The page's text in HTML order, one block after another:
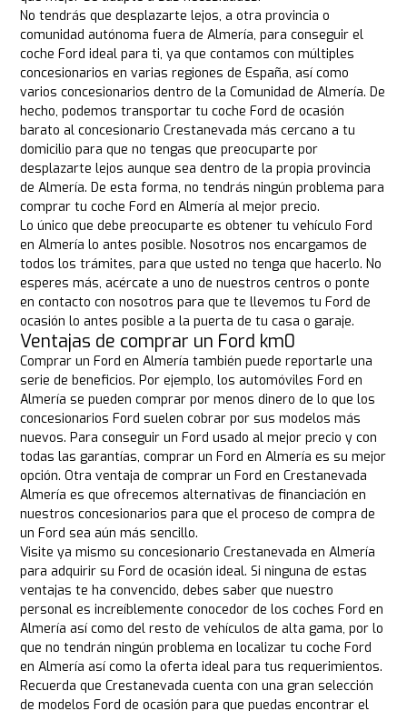
No tendrás que desplazarte lejos, a otra provincia o
comunidad autónoma fuera de Almería, para conseguir el
coche Ford ideal para ti, ya que contamos con múltiples
concesionarios en varias regiones de España, así como
varios concesionarios dentro de la Comunidad de Almería. De
hecho, podemos transportar tu coche Ford de ocasión
barato al concesionario Crestanevada más cercano a tu
domicilio para que no tengas que preocuparte por
desplazarte lejos aunque sea dentro de la propia provincia
de Almería. De esta forma, no tendrás ningún problema para
comprar tu coche Ford en Almería al mejor precio.
Lo único que debe preocuparte es obtener tu vehículo Ford
en Almería lo antes posible. Nosotros nos encargamos de
todos los trámites, para que usted no tenga que hacerlo. No
esperes más, acércate a uno de nuestros centros o ponte
en contacto con nosotros para que te llevemos tu Ford de
ocasión lo antes posible a la puerta de tu casa o garaje.
Ventajas de comprar un Ford km0
Comprar un Ford en Almería también puede reportarle una
serie de beneficios. Por ejemplo, los automóviles Ford en
Almería se pueden comprar por menos dinero de lo que los
concesionarios Ford suelen cobrar por sus modelos más
nuevos. Para conseguir un Ford usado al mejor precio y con
todas las garantías, comprar un Ford en Almería es su mejor
opción. Otra ventaja de comprar un Ford en Crestanevada
Almería es que ofrecemos alternativas de financiación en
nuestros concesionarios para que el proceso de compra de
un Ford sea aún más sencillo.
Visite ya mismo su concesionario Crestanevada en Almería
para adquirir su Ford de ocasión ideal. Si ninguna de estas
ventajas te ha convencido, debes saber que nuestro
personal es increíblemente conocedor de los coches Ford en
Almería así como del resto de vehículos de alta gama, por lo
que no tendrán ningún problema en localizar tu coche Ford
en Almería así como la oferta ideal para tus requerimientos.
Recuerda que Crestanevada cuenta con una gran selección
de modelos Ford de ocasión para que puedas encontrar el